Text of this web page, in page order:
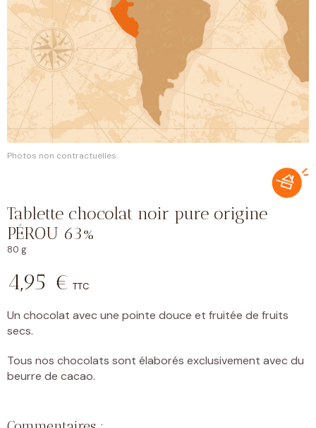
Photos non contractuelles.
Tablette chocolat noir pure origine
PÉROU 63%
80 g
4,95 € TTC
Un chocolat avec une pointe douce et fruitée de fruits
secs.
Tous nos chocolats sont élaborés exclusivement avec du
beurre de cacao.